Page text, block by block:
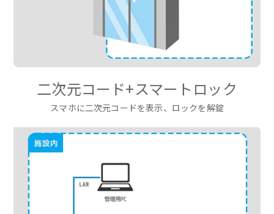
二次元コード+スマートロック
スマホに二次元コードを表示、ロックを解錠